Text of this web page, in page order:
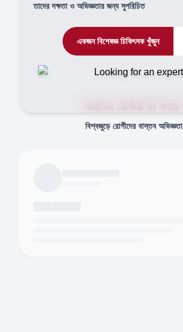
তাদের দক্ষতা ও অভিজ্ঞতার জন্য সুপরিচিত
একজন বিশেষজ্ঞ চিকিৎসক খুঁজুন
আমাদের রোগীরা কী বলছেন
বিশ্বজুড়ে রোগীদের বাস্তব অভিজ্ঞতা